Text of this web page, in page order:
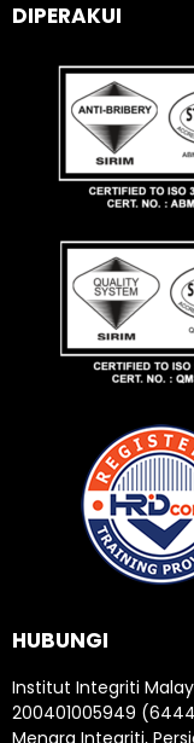
DIPERAKUI
HUBUNGI
Institut Integriti
200401005949